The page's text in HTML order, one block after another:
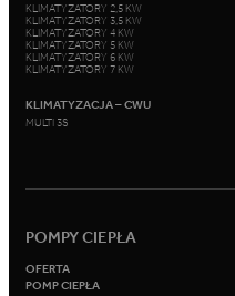
KLIMATYZATORY 2,5 KW
KLIMATYZATORY 3,5 KW
KLIMATYZATORY 4 KW
KLIMATYZATORY 5 KW
KLIMATYZATORY 6 KW
KLIMATYZATORY 7 KW
KLIMATYZACJA – CWU
MULTI 3S
POMPY CIEPŁA
OFERTA
POMP CIEPŁA